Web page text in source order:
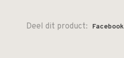
Deel dit product: Facebook